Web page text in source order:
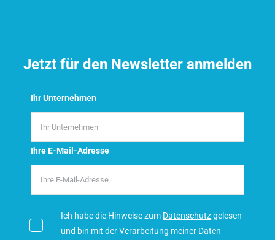
Jetzt für den Newsletter anmelden
Ihr Unternehmen
Ihre E-Mail-Adresse
Ich habe die Hinweise zum Datenschutzgelesen
und bin mit der Verarbeitung meiner Daten